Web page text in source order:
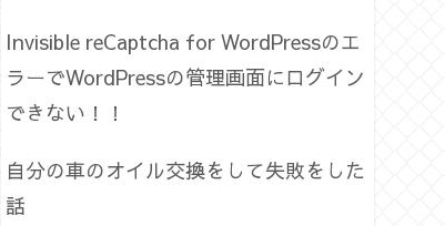
Invisible reCaptcha for WordPressのエ
ラーでWordPressの管理画面にログイン
できない！！
自分の車のオイル交換をして失敗をした
話